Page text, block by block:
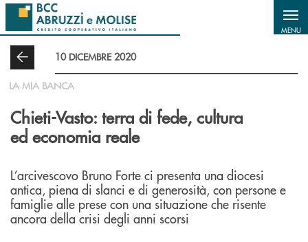
Salta al contenuto principale
MENU
10 DICEMBRE 2020
LA MIA BANCA
Chieti-Vasto: terra di fede, cultura
ed economia reale
L’arcivescovo Bruno Forte ci presenta una diocesi
antica, piena di slanci e di generosità, con persone e
famiglie alle prese con una situazione che risente
ancora della crisi degli anni scorsi